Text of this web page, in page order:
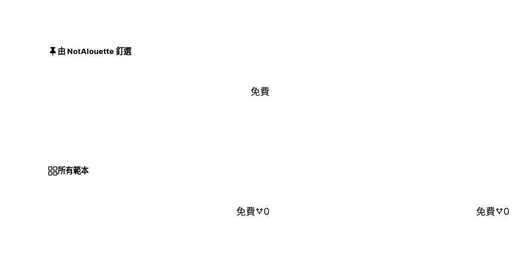
由 NotAlouette 釘選
免費
所有範本
免費 0 免費 0